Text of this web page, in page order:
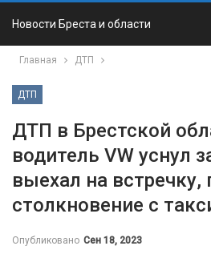
Новости Бреста и области
Главная ДТП
ДТП
ДТП в Брестской
водитель VW уснул
выехал на встречку,
столкновение с
Опубликовано Сен 18, 2023